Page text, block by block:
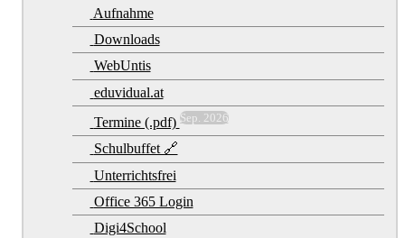
Aufnahme
Downloads
WebUntis
eduvidual.at
Termine (.pdf) Sep. 2026
Schulbuffet 🔗
Unterrichtsfrei
Office 365 Login
Digi4School